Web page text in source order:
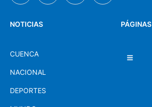
PÁGINAS
NOTICIAS
CUENCA
NACIONAL
DEPORTES